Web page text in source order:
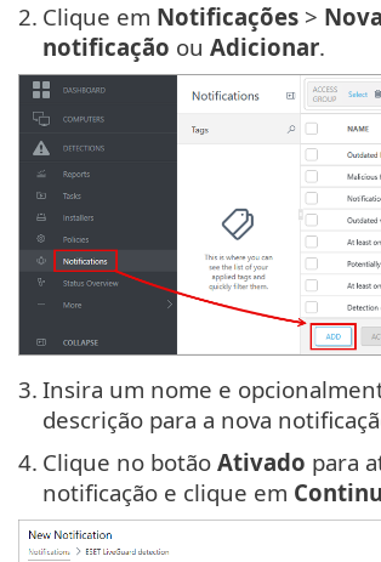
2. Clique em Notificações > Nova
notificação ou Adicionar.
3. Insira um nome e
descrição para a nova
4. Clique no botão Ativado para
notificação e clique em